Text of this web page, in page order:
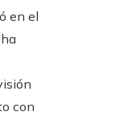
en el
con